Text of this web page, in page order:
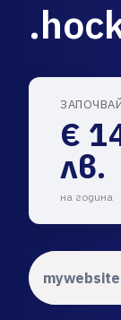
€
лв.
на година